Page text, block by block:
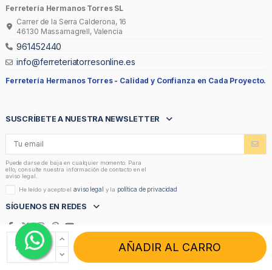
AÑADIR AL CARRO
Ferretería Hermanos Torres SL
Carrer de la Serra Calderona, 16
46130 Massamagrell, Valencia
961452440
info@ferreteriatorresonline.es
Ferretería Hermanos Torres - Calidad y Confianza en Cada Proyecto.
SUSCRÍBETE A NUESTRA NEWSLETTER
Puede darse de baja en cualquier momento. Para
ello, consulte nuestra información de contacto en el
aviso legal.
He leído y acepto elaviso legal y la política de privacidad
SÍGUENOS EN REDES